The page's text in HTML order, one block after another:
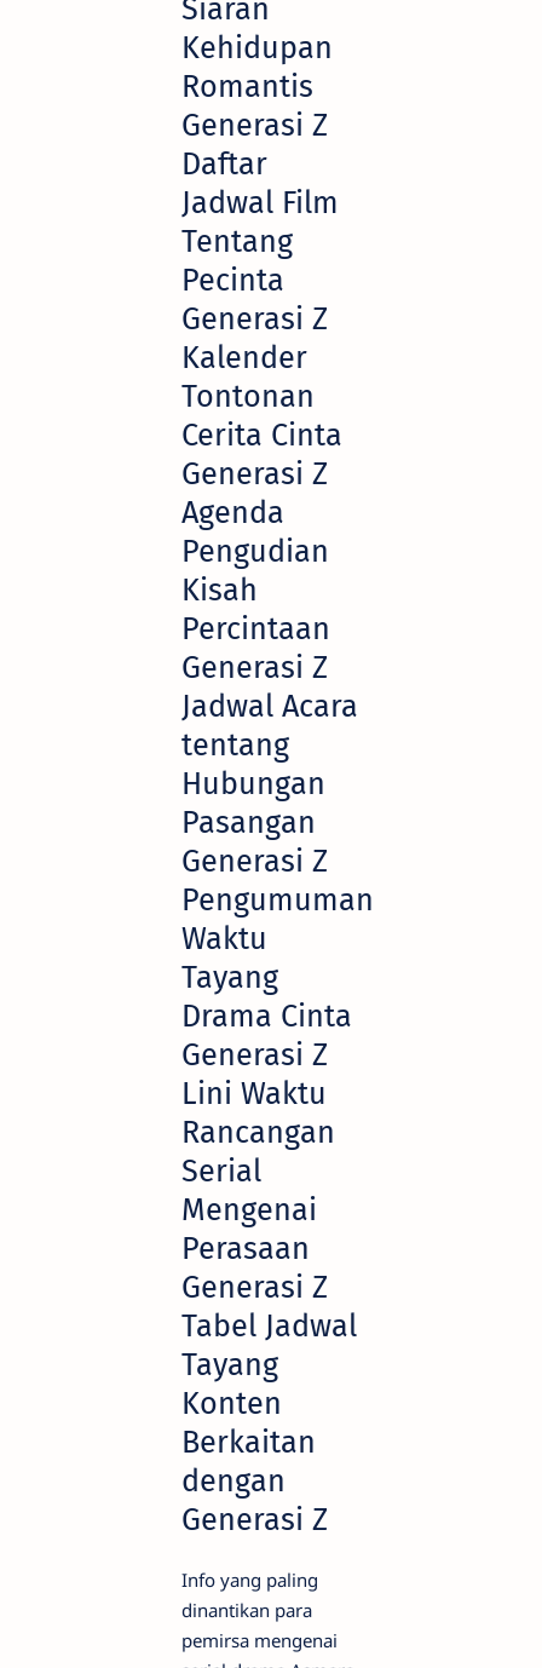
Siaran
Kehidupan
Romantis
Generasi Z
Daftar
Jadwal Film
Tentang
Pecinta
Generasi Z
Kalender
Tontonan
Cerita Cinta
Generasi Z
Agenda
Pengudian
Kisah
Percintaan
Generasi Z
Jadwal Acara
tentang
Hubungan
Pasangan
Generasi Z
Pengumuman
Waktu
Tayang
Drama Cinta
Generasi Z
Lini Waktu
Rancangan
Serial
Mengenai
Perasaan
Generasi Z
Tabel Jadwal
Tayang
Konten
Berkaitan
dengan
Generasi Z
Info yang paling
dinantikan para
pemirsa mengenai